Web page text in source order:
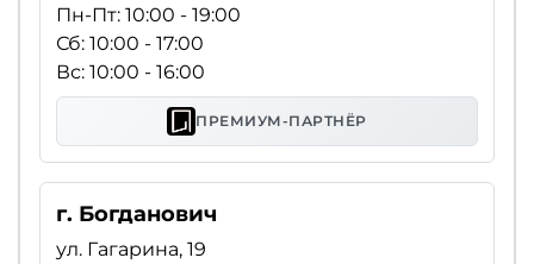
Пн-Пт: 10:00 - 19:00
Сб: 10:00 - 17:00
Вс: 10:00 - 16:00
ПРЕМИУМ-ПАРТНЁР
г. Богданович
ул. Гагарина, 19